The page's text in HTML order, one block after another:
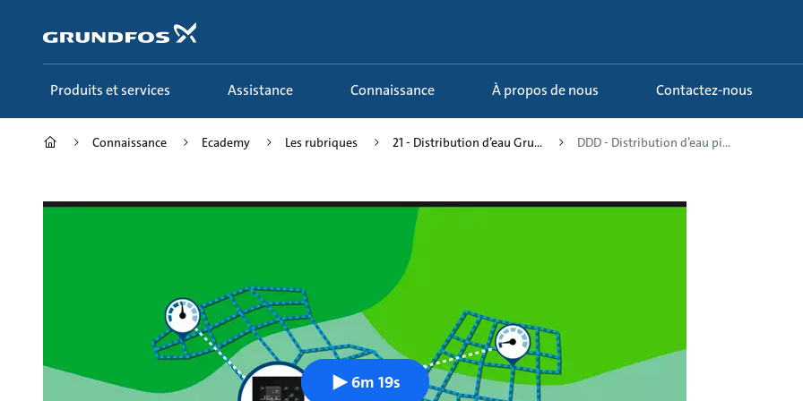
principal
Produits et services Assistance Connaissance À propos de nous Contactez-nous
Connaissance Ecademy Les rubriques 21 - Distribution d’eau Gru... DDD - Distribution d’eau pi...
6m 19s